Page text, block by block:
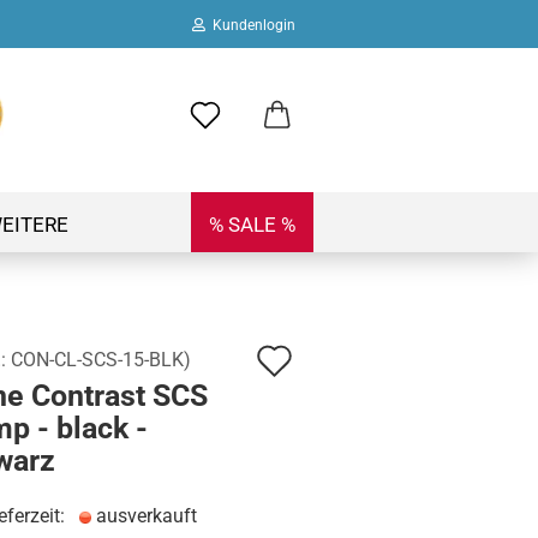
Kundenlogin
erstellen
vergessen?
% SALE %
CON-CL-SCS-15-BLK)
Contrast SCS
- black -
ausverkauft